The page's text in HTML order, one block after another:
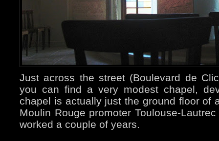
Just across the street (Boulevard de
you can find a very modest chapel,
chapel is actually just the ground floor of
Moulin Rouge promoter Toulouse-
worked a couple of years.